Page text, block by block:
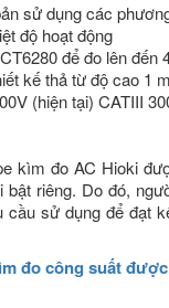
sử dụng các
độ hoạt động
để đo lên đến
kế thả từ độ cao 1
(hiện tại) CATIII
kìm đo AC Hioki
bật riêng. Do đó,
sử dụng để đạt
đo công suất